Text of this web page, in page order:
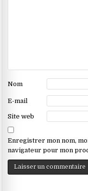
Nom
E-mail
Site web
Enregistrer mon nom,
navigateur pour mon